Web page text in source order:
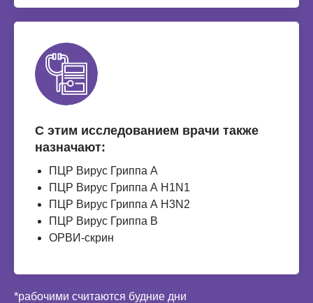
С этим исследованием врачи также
назначают:
ПЦР Вирус Гриппа А
ПЦР Вирус Гриппа А H1N1
ПЦР Вирус Гриппа А H3N2
ПЦР Вирус Гриппа В
ОРВИ-скрин
*рабочими считаются будние дни